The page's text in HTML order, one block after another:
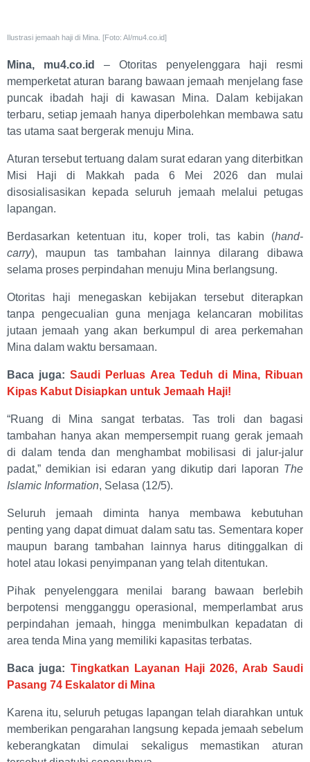
Ilustrasi jemaah haji di Mina. [Foto: AI/mu4.co.id]
Mina, mu4.co.id
– Otoritas penyelenggara haji resmi
memperketat aturan barang bawaan jemaah menjelang fase
puncak ibadah haji di kawasan Mina. Dalam kebijakan
terbaru, setiap jemaah hanya diperbolehkan membawa satu
tas utama saat bergerak menuju Mina.
Aturan tersebut tertuang dalam surat edaran yang diterbitkan
Misi Haji di Makkah pada 6 Mei 2026 dan mulai
disosialisasikan kepada seluruh jemaah melalui petugas
lapangan.
Berdasarkan ketentuan itu, koper troli, tas kabin (hand-
carry), maupun tas tambahan lainnya dilarang dibawa
selama proses perpindahan menuju Mina berlangsung.
Otoritas haji menegaskan kebijakan tersebut diterapkan
tanpa pengecualian guna menjaga kelancaran mobilitas
jutaan jemaah yang akan berkumpul di area perkemahan
Mina dalam waktu bersamaan.
Baca juga:Saudi Perluas Area Teduh di Mina, Ribuan
Kipas Kabut Disiapkan untuk Jemaah Haji!
“Ruang di Mina sangat terbatas. Tas troli dan bagasi
tambahan hanya akan mempersempit ruang gerak jemaah
di dalam tenda dan menghambat mobilisasi di jalur-jalur
padat,” demikian isi edaran yang dikutip dari laporan The
Islamic Information, Selasa (12/5).
Seluruh jemaah diminta hanya membawa kebutuhan
penting yang dapat dimuat dalam satu tas. Sementara koper
maupun barang tambahan lainnya harus ditinggalkan di
hotel atau lokasi penyimpanan yang telah ditentukan.
Pihak penyelenggara menilai barang bawaan berlebih
berpotensi mengganggu operasional, memperlambat arus
perpindahan jemaah, hingga menimbulkan kepadatan di
area tenda Mina yang memiliki kapasitas terbatas.
Baca juga: Tingkatkan Layanan Haji 2026, Arab Saudi
Pasang 74 Eskalator di Mina
Karena itu, seluruh petugas lapangan telah diarahkan untuk
memberikan pengarahan langsung kepada jemaah sebelum
keberangkatan dimulai sekaligus memastikan aturan